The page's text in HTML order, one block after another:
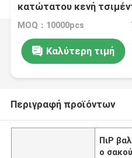
κατώτατου κενή
πώλησης 20KG 25KG
MOQ：10000pcs
Καλύτερη τιμή
Περιγραφή προϊόντων
ΠιΡ
ο